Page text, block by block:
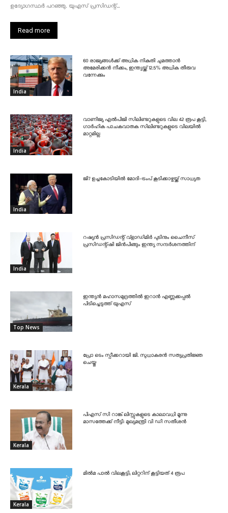
ഉദ്യോഗസ്ഥർ പറഞ്ഞു. യുഎസ് പ്രസിഡന്റ്...
Read more
India
60 രാജ്യങ്ങൾക്ക് അധിക നികുതി ചുമത്താൻ
അമേരിക്കൻ നീക്കം, ഇന്ത്യയ്ക്ക് 12.5% അധിക തീരുവ
വന്നേക്കും
India
വാണിജ്യ എൽപിജി സിലിണ്ടറുകളുടെ വില 42 രൂപ കൂട്ടി,
ഗാർഹിക പാചകവാതക സിലിണ്ടറുകളുടെ വിലയിൽ
മാറ്റമില്ല
India
ജി7 ഉച്ചകോടിയിൽ മോദി-ട്രംപ് കൂടിക്കാഴ്ചയ്ക്ക് സാധ്യത
India
റഷ്യൻ പ്രസിഡന്റ് വ്‌ളാഡിമിർ പുടിനും ചൈനീസ്
പ്രസിഡന്റ്ഷി ജിൻപിങ്ങും ഇന്ത്യ സന്ദർശനത്തിന്
Top News
ഇന്ത്യൻ മഹാസമുദ്രത്തിൽ ഇറാൻ എണ്ണക്കപ്പൽ
പിടിച്ചെടുത്ത് യുഎസ്
Kerala
പ്രോ ടെം സ്പീക്കറായി ജി. സുധാകരൻ സത്യപ്രതിജ്ഞ
ചെയ്തു
Kerala
പിഎസ് സി റാങ്ക് ലിസ്റ്റുകളുടെ കാലാവധി മൂന്നു
മാസത്തേക്ക് നീട്ടി: മുഖ്യമന്ത്രി വി ഡി സതീശൻ
Kerala
മിൽമ പാൽ വിലകൂട്ടി; ലിറ്ററിന് കൂട്ടിയത് 4 രൂപ